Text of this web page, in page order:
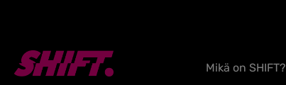
Mikä on SHIFT?